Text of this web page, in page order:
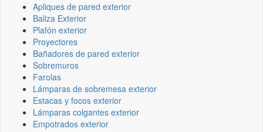
Apliques de pared exterior
Baliza Exterior
Plafón exterior
Proyectores
Bañadores de pared exterior
Sobremuros
Farolas
Lámparas de sobremesa exterior
Estacas y focos exterior
Lámparas colgantes exterior
Empotrados exterior